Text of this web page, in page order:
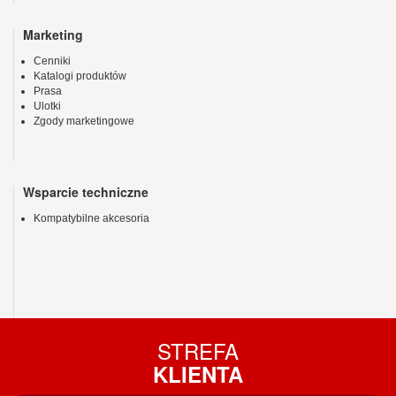
Marketing
Cenniki
Katalogi produktów
Prasa
Ulotki
Zgody marketingowe
Wsparcie techniczne
Kompatybilne akcesoria
STREFA
KLIENTA